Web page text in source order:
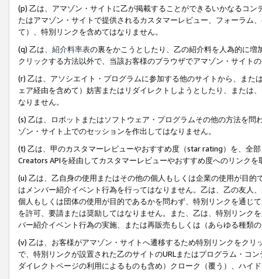
(p) 乙は、アマゾン・サイトに乙が掲載することができるいかなるコ
たはアマゾン・サイトで提供されるカスタマーレビュー、フォーラム
て）、特別リンクを含めてはなりません。
(q) 乙は、 紹介料率表の裏をかこうとしたり、乙の紹介料を人為的に
クリックする方法以外で、当該お客様のブラウザでアマゾン・サイト
(r) 乙は、アソシエイト・プログラムに参加する他のサイトから、ま
ェア経由を含めて）妨害またはリダイレクトしようとしたり、または
なりません。
(s) 乙は、ロボットまたはソフトウェア・プログラムその他の方法を
ゾン・サイト上でのセッションを作出してはなりません。
(t) 乙は、甲のカスタマーレビューやおすすめ度（star rating）を、全
Creators APIを経由してカスタマーレビューやおすすめ度へのリンクを
(u) 乙は、乙自身の使用またはその他の個人もしくは企業の使用が目
はメンバー紹介イベント行為を行ってはなりません。乙は、乙の友人
個人もしくは団体の使用が目的であるかを問わず、特別リンクを通じ
を許可、要請または奨励してはなりません。また、乙は、特別リンク
バー紹介イベント行為の実施、または再販売もしくは（あらゆる種類
(v) 乙は、お客様がアマゾン・サイトへ遷移するため特別リンクをク
で、特別リンクが設置された乙のサイトのURLまたはプログラム・コ
ダイレクトページの利用によるものも含め）クローク（覆う）、ハイ